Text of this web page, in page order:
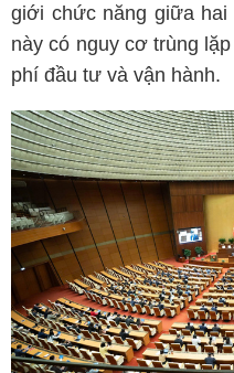
giới chức năng giữa
này có nguy cơ trùng
phí đầu tư và vận hành.